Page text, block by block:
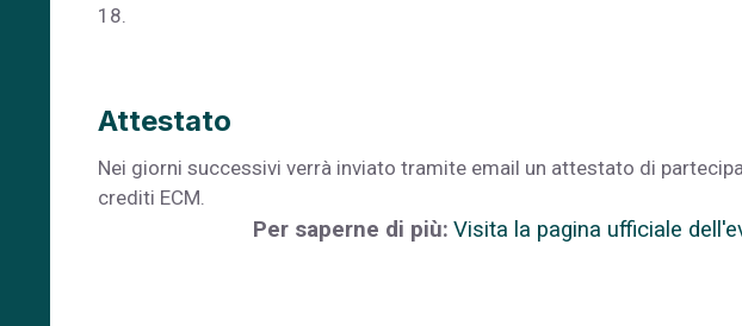
18.
Attestato
Nei giorni successivi verrà inviato tramite email un attestato di
crediti ECM.
Per saperne di più: Visita la pagina ufficiale